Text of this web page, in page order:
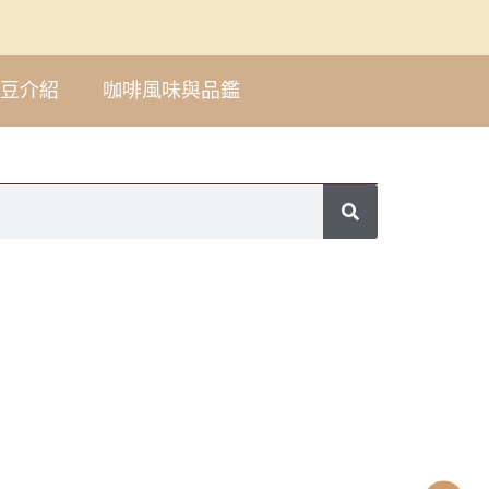
介紹 咖啡風味與品鑑